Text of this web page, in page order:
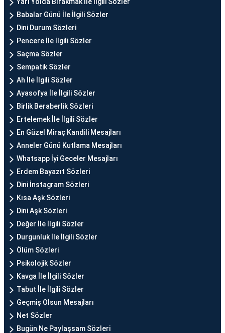
Babalar Günü İle İlgili Sözler
Dini Durum Sözleri
Pencere İle İlgili Sözler
Saçma Sözler
Sempatik Sözler
Ah İle İlgili Sözler
Ayasofya İle İlgili Sözler
Birlik Beraberlik Sözleri
Ertelemek İle İlgili Sözler
En Güzel Miraç Kandili Mesajları
Anneler Günü Kutlama Mesajları
Whatsapp İyi Geceler Mesajları
Erdem Bayazıt Sözleri
Dini İnstagram Sözleri
Kısa Aşk Sözleri
Dini Aşk Sözleri
Değer İle İlgili Sözler
Durgunluk İle İlgili Sözler
Ölüm Sözleri
Psikolojik Sözler
Kavga İle İlgili Sözler
Tabut İle İlgili Sözler
Geçmiş Olsun Mesajları
Net Sözler
Bugün Ne Paylaşsam Sözleri